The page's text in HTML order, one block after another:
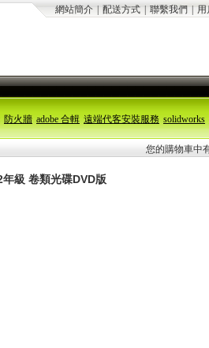
網站簡介 配送方式 聯繫我們 用
防火牆 adobe 合輯 遠端代客安裝服務 solidworks
您的購物車中
級 卷類光碟DVD版